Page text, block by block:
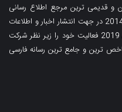
و قدیمی ترین مرجع اطلاع رسانی
فارسی زبان در قبرس فعالیت خود را از سال 2014 در جهت انتشار اخبار و اطلاعات
در حوزه های مختلف آغاز کرده و از آغاز سال 2019 فعالیت خود را زیر نظر شرکت
ترین و جامع ترین رسانه فارسی